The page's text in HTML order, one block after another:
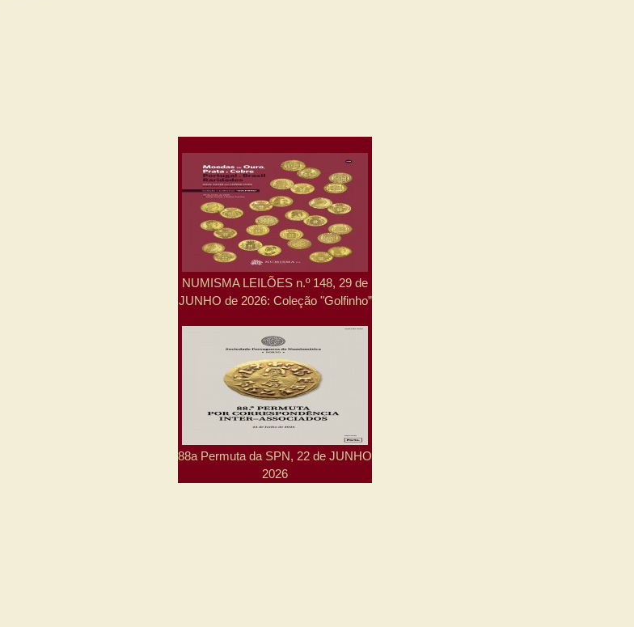
NUMISMA LEILÕES n.º 148, 29 de
JUNHO de 2026: Coleção "Golfinho”
88a Permuta da SPN, 22 de JUNHO
2026